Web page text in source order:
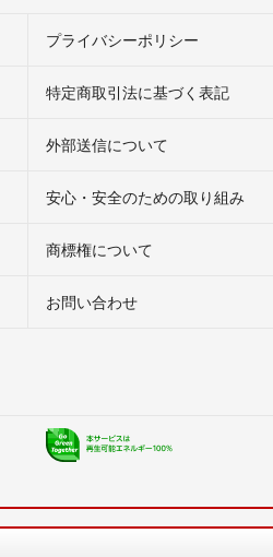
プライバシーポリシー
特定商取引法に基づく表記
外部送信について
安心・安全のための取り組み
商標権について
お問い合わせ